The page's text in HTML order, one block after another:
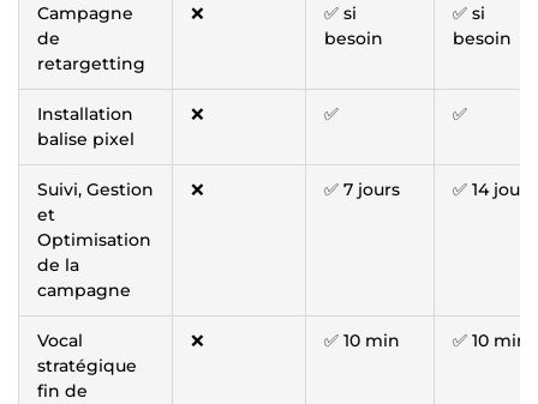
Campagne
de
retargetting
❌
✅ si
besoin
✅ si
besoin
Installation
balise pixel
❌ ✅ ✅
Suivi, Gestion
et
Optimisation
de la
campagne
❌ ✅ 7 jours ✅ 14 jours
Vocal
stratégique
fin de
❌ ✅ 10 min ✅ 10 min